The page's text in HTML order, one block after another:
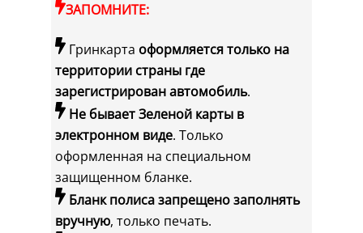
ЗАПОМНИТЕ:
Гринкарта оформляется только на
территории страны где
зарегистрирован автомобиль.
Не бывает Зеленой карты в
электронном виде. Только
оформленная на специальном
защищенном бланке.
Бланк полиса запрещено заполнять
вручную, только печать.